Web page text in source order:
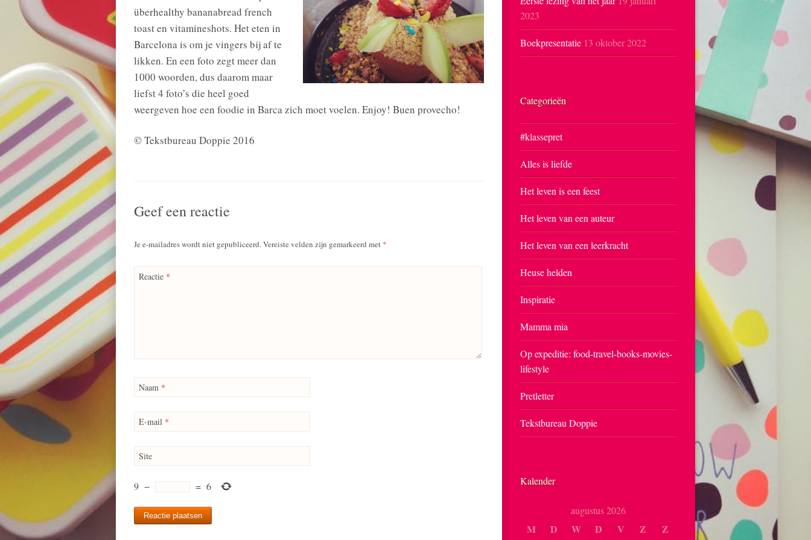
überhealthy bananabread french
toast en vitamineshots. Het eten in
Barcelona is om je vingers bij af te
likken. En een foto zegt meer dan
1000 woorden, dus daarom maar
liefst 4 foto’s die heel goed
weergeven hoe een foodie in Barca zich moet voelen. Enjoy! Buen provecho!
© Tekstbureau Doppie 2016
Geef een reactie
Je e-mailadres wordt niet gepubliceerd.Vereiste velden zijn gemarkeerd met *
Reactie *
Naam *
E-mail *
Site
9 − = 6
2023
Boekpresentatie 13 oktober 2022
Categorieën
#klassepret
Alles is liefde
Het leven is een feest
Het leven van een auteur
Het leven van een leerkracht
Heuse helden
Inspiratie
Mamma mia
Op expeditie: food-travel-books-movies-
lifestyle
Pretletter
Tekstbureau Doppie
Kalender
augustus 2026
M D W D V Z Z